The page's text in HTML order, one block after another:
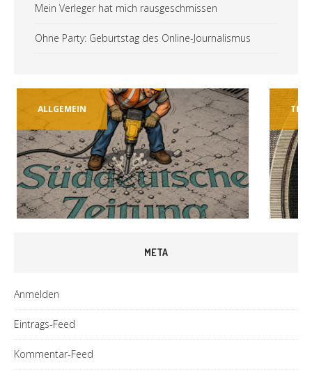
Mein Verleger hat mich rausgeschmissen
Ohne Party: Geburtstag des Online-Journalismus
ALLGEMEIN
META
Anmelden
Eintrags-Feed
Kommentar-Feed